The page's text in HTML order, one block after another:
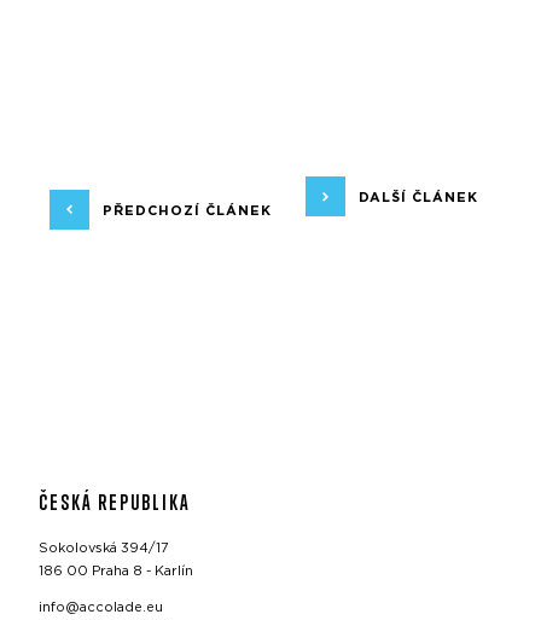
PŘEDCHOZÍ ČLÁNEK
DALŠÍ ČLÁNEK
ČESKÁ REPUBLIKA
Sokolovská 394/17
186 00 Praha 8 - Karlín
info@accolade.eu